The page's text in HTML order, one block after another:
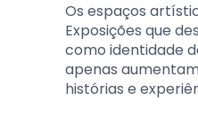
Os espaços
Exposições que
como identidade
apenas
histórias e